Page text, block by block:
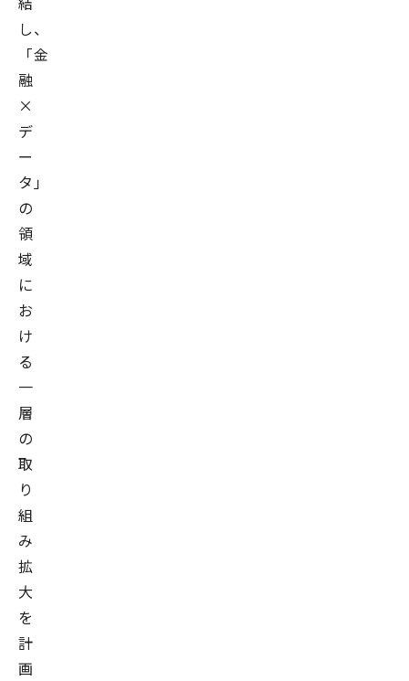
し、
「金
融
×
デ
ー
タ」
の
領
域
に
お
け
る
一
層
の
取
り
組
み
拡
大
を
計
画